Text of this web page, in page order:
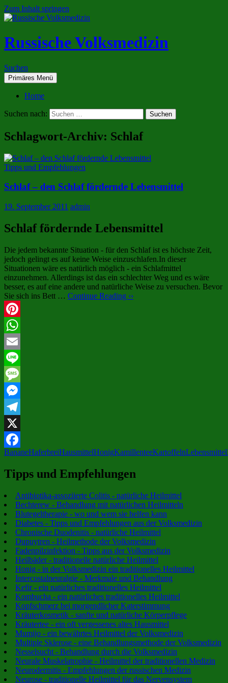
Zum Inhalt springen
Russische Volksmedizin
Suchen
Primäres Menü
Home
Suchen nach:
Schlagwort-Archiv: Schlaf
Tipps und Empfehlungen
Schlaf – den Schlaf fördernde Lebensmittel
19. September 2011 admin
Schlaf fördernde Lebensmittel
Die jedem bekannte Situation - für den Schlaf ist es höchste Zeit,
jedoch gelingt es auf keine Weise einzuschlafen.In dieser
Situationen wäre es natürlich möglich - ein Schlafmittel
einzunehmen. Allerdings ist das ein schlechter Weg und es wäre
besser, es auf eine andere und natürliche Weise zu versuchen. Bevor
Sie sich ins Bett … Continue Reading ››
Pinterest
WhatsApp
Email
Line
Message
Messenger
Telegram
X
Facebook
BananeHaferbreiHausmittelHonigKamillenteeKartoffelnLebensmittel
Tipps und Empfehlungen
Antibiotika-assoziierte Colitis - natürliche Heilmittel
Bechterew - Behandlung mit natürlichen Heilmitteln
Blutegeltherapie - wo und wem sie helfen kann
Diabetes - Tipps und Empfehlungen aus der Volksmedizin
Chronische Duodenitis - natürliche Heilmittel
Dupuytren - Heilmethode der Volksmedizin
Fadenpilzinfektion - Tipps aus der Volksmedizin
Heilbäder - traditionelle natürliche Heilmittel
Honig - in der Volksmedizin ein traditionelles Heilmittel
Intercostalneuralgie - Merkmale und Behandlung
Kefir - ein natürliches traditionelles Heilmittel
Kombucha - ein natürliches traditionelles Heilmittel
Kopfschmerz bei morgendlicher Katerstimmung
Kräuterkosmetik - sanfte und natürliche Körperpflege
Kräutertee - ein oft vergessenes altes Hausmittel
Mumijo - ein bewährtes Heilmittel der Volksmedizin
Multiple Sklerose - eine Behandlungsmethode der Volksmedizin
Nesselsucht - Behandlung durch die Volksmedizin
Neurale Muskelatrophie - Heilmittel der traditionellen Medizin
Neurodermitis - Empfehlungen der russischen Medizin
Neurose - traditionelle Heilmittel für das Nervensystem